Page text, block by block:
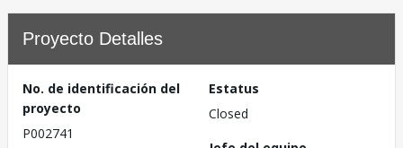
Proyecto Detalles
No. de identificación del
proyecto
P002741
Estatus
Closed